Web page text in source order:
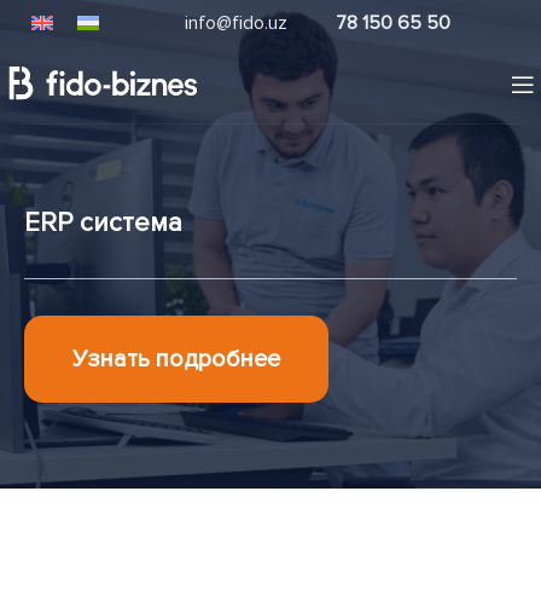
info@fido.uz 78 150 65 50
ERP система
Узнать подробнее